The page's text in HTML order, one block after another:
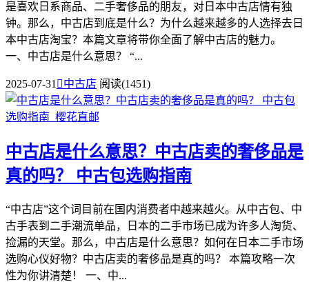
是喜欢日系商品、二手奢侈品的朋友，对日本中古店情有独
钟。那么，中古店到底是什么？为什么越来越多的人选择去日
本中古店淘宝？本篇文章将带你全面了解中古店的魅力。
一、中古店是什么意思？ “...
2025-07-31 中古店 阅读(1451)
中古店是什么意思？中古店卖的奢侈品是
真的吗？ 中古包选购指南
“中古店”这个词目前在国内消费者中越来越火。从中古包、中
古手表到二手潮流单品，日本的二手市场已成为许多人淘货、
捡漏的天堂。那么，中古店是什么意思？如何在日本二手市场
选购心仪好物？中古店卖的奢侈品是真的吗？ 本篇攻略一次
性为你讲清楚！ 一、中...